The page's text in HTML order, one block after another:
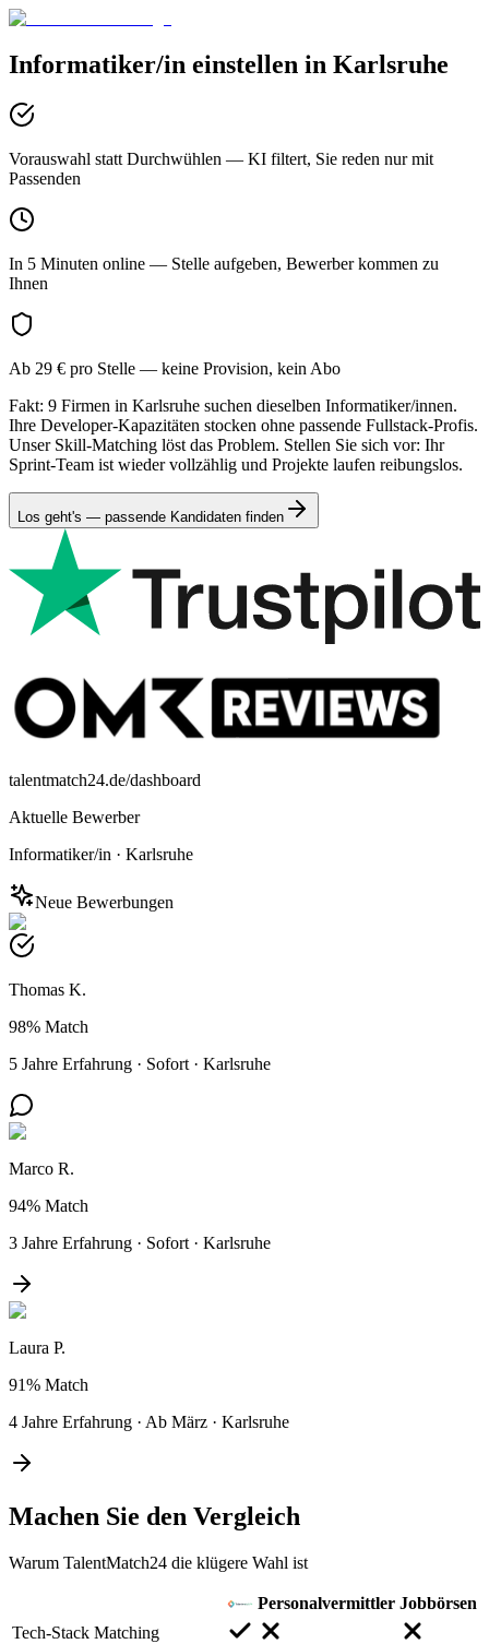
Informatiker/in einstellen in Karlsruhe
Vorauswahl statt Durchwühlen — KI filtert, Sie reden nur mit
Passenden
In 5 Minuten online — Stelle aufgeben, Bewerber kommen zu
Ihnen
Ab 29 € pro Stelle — keine Provision, kein Abo
Fakt: 9 Firmen in Karlsruhe suchen dieselben Informatiker/innen.
Ihre Developer-Kapazitäten stocken ohne passende Fullstack-Profis.
Unser Skill-Matching löst das Problem. Stellen Sie sich vor: Ihr
Sprint-Team ist wieder vollzählig und Projekte laufen reibungslos.
Los geht's — passende Kandidaten finden
talentmatch24.de/dashboard
Aktuelle Bewerber
Informatiker/in · Karlsruhe
Neue Bewerbungen
Thomas K.
98% Match
5 Jahre Erfahrung · Sofort · Karlsruhe
Marco R.
94% Match
3 Jahre Erfahrung · Sofort · Karlsruhe
Laura P.
91% Match
4 Jahre Erfahrung · Ab März · Karlsruhe
Machen Sie den Vergleich
Warum TalentMatch24 die klügere Wahl ist
Personalvermittler Jobbörsen
Tech-Stack Matching